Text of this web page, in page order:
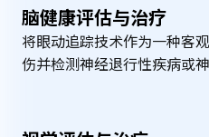
应
用
脑健康评估与治疗
将眼动追踪技术作为一种客
伤并检测神经退行性疾病或